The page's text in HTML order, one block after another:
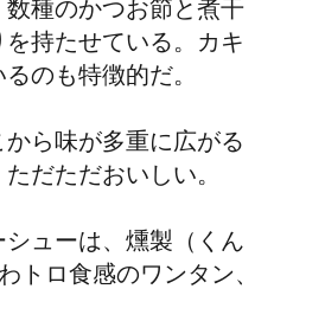
数種のかつお節と煮干
持たせている。カキ
のも特徴的だ。
ら味が多重に広がる
だただおいしい。
ューは、燻製（くん
トロ食感のワンタン、